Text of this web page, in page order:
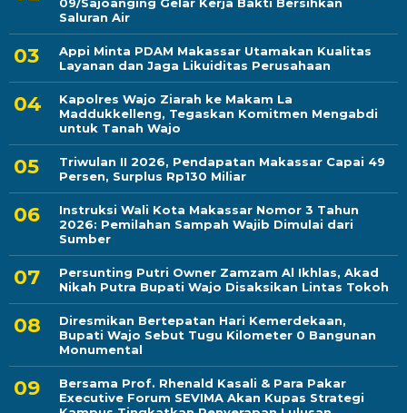
Saluran Air
Appi Minta PDAM Makassar Utamakan Kualitas
Layanan dan Jaga Likuiditas Perusahaan
Kapolres Wajo Ziarah ke Makam La
Maddukkelleng, Tegaskan Komitmen Mengabdi
untuk Tanah Wajo
Triwulan II 2026, Pendapatan Makassar Capai 49
Persen, Surplus Rp130 Miliar
Instruksi Wali Kota Makassar Nomor 3 Tahun
2026: Pemilahan Sampah Wajib Dimulai dari
Sumber
Persunting Putri Owner Zamzam Al Ikhlas, Akad
Nikah Putra Bupati Wajo Disaksikan Lintas Tokoh
Diresmikan Bertepatan Hari Kemerdekaan,
Bupati Wajo Sebut Tugu Kilometer 0 Bangunan
Monumental
Bersama Prof. Rhenald Kasali & Para Pakar
Executive Forum SEVIMA Akan Kupas Strategi